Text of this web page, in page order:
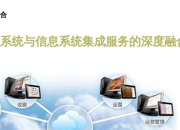
统与信息系统集成服务的深度融